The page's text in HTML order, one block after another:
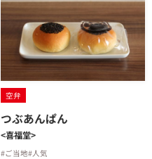
空弁
つぶあんぱん
<喜福堂>
#ご当地#人気